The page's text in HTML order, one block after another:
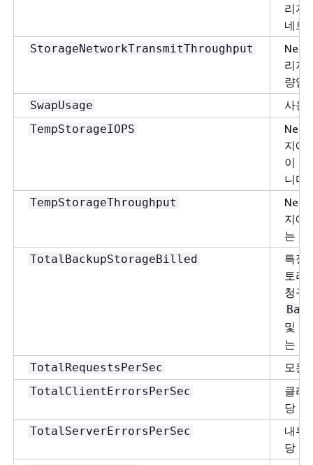
리지
네트
StorageNetworkTransmitThroughput
리지
량입
SwapUsage 사용
TempStorageIOPS
지에
이 지
니다.
TempStorageThroughput
지에
는 개
TotalBackupStorageBilled
특정
토리
청구
및
는 백
TotalRequestsPerSec 모든
TotalClientErrorsPerSec
클라
당 요
TotalServerErrorsPerSec
내부
당 요